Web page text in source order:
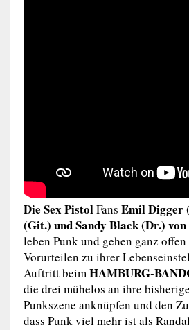
Die Sex PistolFans Emil Digger
(Git.) und Sandy Black (Dr.)
leben Punk und gehen ganz
Vorurteilen zu ihrer
Auftritt beimHAMBURG-
die drei mühelos an ihre
Punkszene anknüpfen und den
dass Punk viel mehr ist als